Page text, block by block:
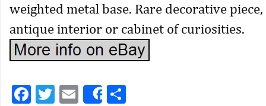
weighted metal base. Rare decorative
antique interior or cabinet of curiosities.
Facebook
Twitter
EmailShare